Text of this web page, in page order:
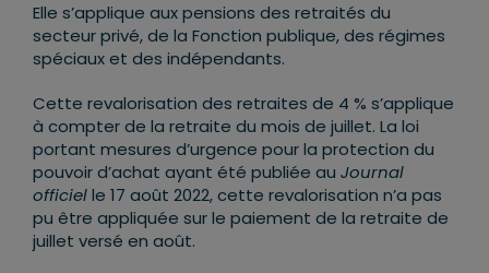
Elle s’applique aux pensions des retraités du
secteur privé, de la Fonction publique, des régimes
spéciaux et des indépendants.
Cette revalorisation des retraites de 4 % s’applique
à compter de la retraite du mois de juillet. La loi
portant mesures d’urgence pour la protection du
pouvoir d’achat ayant été publiée au Journal
officielle 17 août 2022, cette revalorisation n’a pas
pu être appliquée sur le paiement de la retraite de
juillet versé en août.